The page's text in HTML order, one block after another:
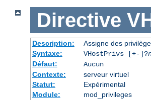
Directive
Description:
Assigne des
Syntaxe:
VHostPrivs [+-]?
Défaut:
Aucun
Contexte:
serveur virtuel
Statut:
Expérimental
Module:
mod_privileges